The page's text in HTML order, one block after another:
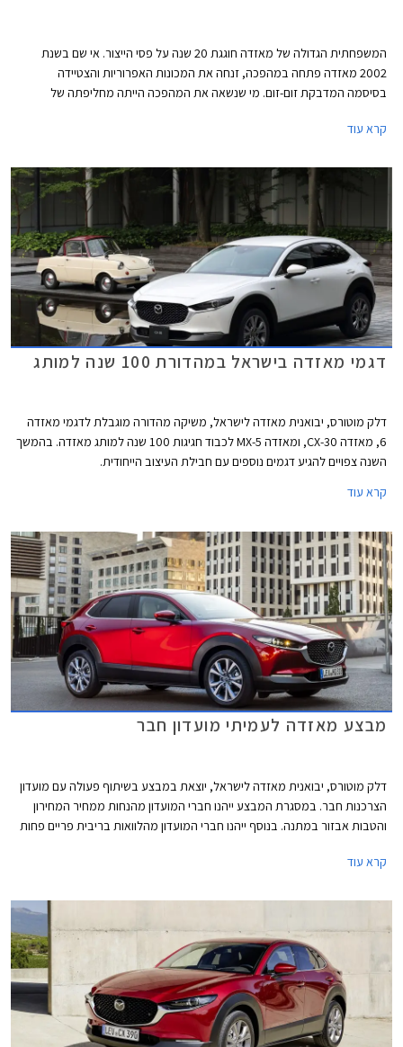
המשפחתית הגדולה של מאזדה חוגגת 20 שנה על פסי הייצור. אי שם בשנת
2002 מאזדה פתחה במהפכה, זנחה את המכונות האפרוריות והצטיידה
בסיסמה המדבקת זום-זום. מי שנשאה את המהפכה הייתה מחליפתה של
פנסים שקופים ומבחר צבעים שכלל גווני צהוב ואדום, תא הנוסעים זכה למראה
המכלולים עם התנהגות כביש מהנה.
קרא עוד
דגמי מאזדה בישראל במהדורת 100 שנה למותג
דלק מוטורס, יבואנית מאזדה לישראל, משיקה מהדורה מוגבלת לדגמי מאזדה
6, מאזדה CX-30, ומאזדה MX-5 לכבוד חגיגות 100 שנה למותג מאזדה. בהמשך
השנה צפויים להגיע דגמים נוספים עם חבילת העיצוב הייחודית.
קרא עוד
מבצע מאזדה לעמיתי מועדון חבר
דלק מוטורס, יבואנית מאזדה לישראל, יוצאת במבצע בשיתוף פעולה עם מועדון
הצרכנות חבר. במסגרת המבצע ייהנו חברי המועדון מהנחות ממחיר המחירון
והטבות אבזור במתנה. בנוסף ייהנו חברי המועדון מהלוואות בריבית פריים פחות
תוכנית המימון חבר ליס. המבצע יתקיים בכל אולמות התצוגה של מאזדה בין
קרא עוד